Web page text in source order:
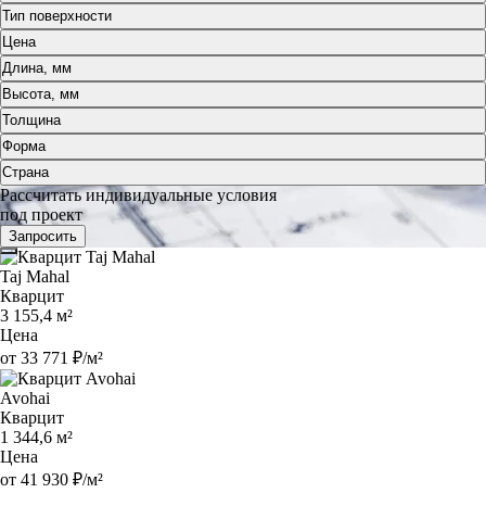
Тип поверхности
Цена
Длина, мм
Высота, мм
Толщина
Форма
Страна
Рассчитать индивидуальные условия
под проект
Запросить
Taj Mahal
Кварцит
3 155,4 м²
Цена
от 33 771 ₽/м²
Avohai
Кварцит
1 344,6 м²
Цена
от 41 930 ₽/м²